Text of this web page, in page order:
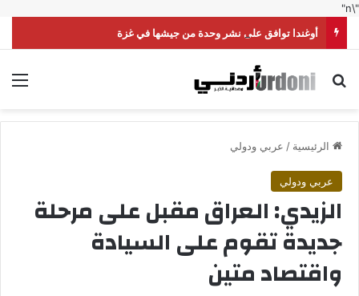
"\n"
أوغندا توافق على نشر وحدة من جيشها في غزة
بحث عن
الرئيسية / عربي ودولي
عربي ودولي
الزيدي: العراق مقبل على مرحلة
جديدة تقوم على السيادة
واقتصاد متين